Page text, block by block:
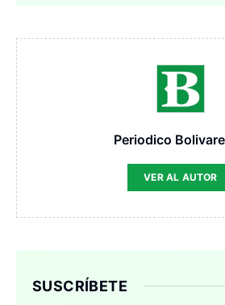
Periodico
VER AL AUTOR
SUSCRÍBETE